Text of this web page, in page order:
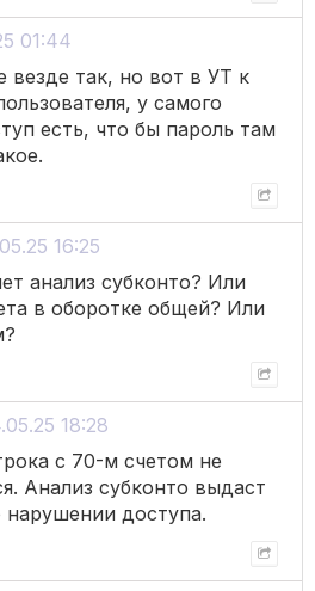
01:44
везде так, но вот в УТ к
у самого
есть, что бы пароль там
16:25
анализ субконто? Или
в оборотке общей? Или
18:28
с 70-м счетом не
Анализ субконто выдаст
доступа.